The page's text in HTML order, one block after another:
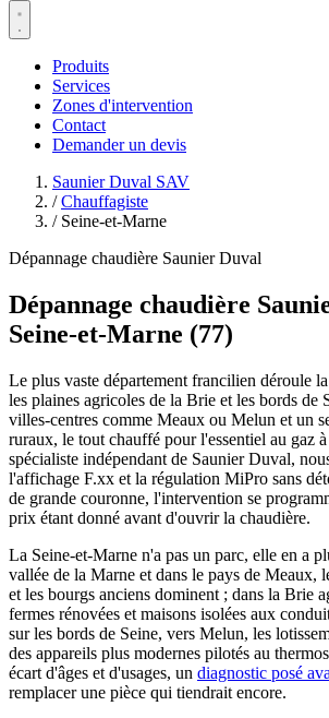
Produits
Services
Zones d'intervention
Contact
Demander un devis
Saunier Duval SAV
/ Chauffagiste
/ Seine-et-Marne
Dépannage chaudière Saunier Duval
Dépannage chaudière
Seine-et-Marne (77)
Le plus vaste département francilien déroule
les plaines agricoles de la Brie et les bords de
villes-centres comme Meaux ou Melun et un
ruraux, le tout chauffé pour l'essentiel au gaz
spécialiste indépendant de Saunier Duval,
l'affichage F.xx et la régulation MiPro sans
de grande couronne, l'intervention se
prix étant donné avant d'ouvrir la chaudière.
La Seine-et-Marne n'a pas un parc, elle en a
vallée de la Marne et dans le pays de Meaux,
et les bourgs anciens dominent ; dans la Brie
fermes rénovées et maisons isolées aux
sur les bords de Seine, vers Melun, les
des appareils plus modernes pilotés au
écart d'âges et d'usages, un diagnostic posé
remplacer une pièce qui tiendrait encore.